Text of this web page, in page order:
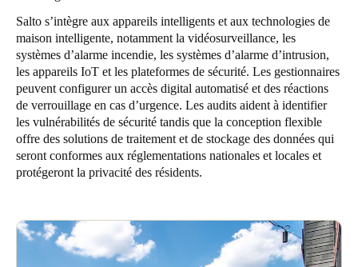
Čeština
Denmark
DanskereEnglish
Sweden
SvenskaEnglish
Norway
Finland
English
Salto s’intègre aux appareils intelligents et aux technologies de
maison intelligente, notamment la vidéosurveillance, les
systèmes d’alarme incendie, les systèmes d’alarme d’intrusion,
les appareils IoT et les plateformes de sécurité. Les gestionnaires
peuvent configurer un accès digital automatisé et des réactions
de verrouillage en cas d’urgence. Les audits aident à identifier
les vulnérabilités de sécurité tandis que la conception flexible
offre des solutions de traitement et de stockage des données qui
seront conformes aux réglementations nationales et locales et
protégeront la privacité des résidents.